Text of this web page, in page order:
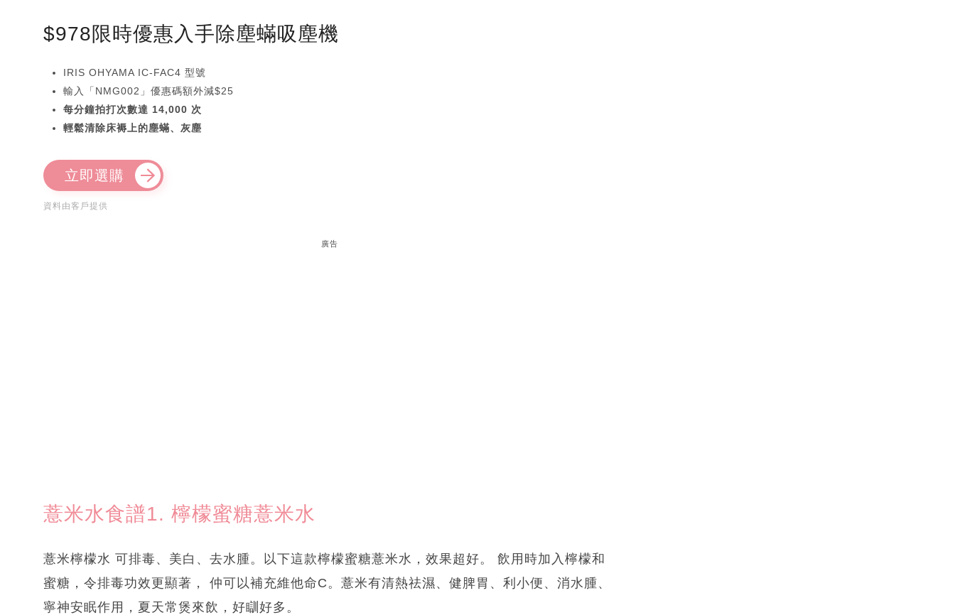
$978限時優惠入手除塵蟎吸塵機
IRIS OHYAMA IC-FAC4 型號
輸入「NMG002」優惠碼額外減$25
每分鐘拍打次數達 14,000 次
輕鬆清除床褥上的塵蟎、灰塵
立即選購
資料由客戶提供
廣告
薏米水食譜1. 檸檬蜜糖薏米水
薏米檸檬水 可排毒、美白、去水腫。以下這款檸檬蜜糖薏米水，效果超好。 飲用時加入檸檬和
蜜糖，令排毒功效更顯著， 仲可以補充維他命C。薏米有清熱祛濕、健脾胃、利小便、消水腫、
寧神安眠作用，夏天常煲來飲，好瞓好多。